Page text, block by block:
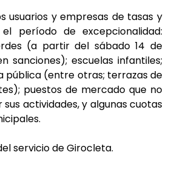
usuarios y empresas de tasas y
período de excepcionalidad:
(a partir del sábado 14 de
sanciones); escuelas infantiles;
pública (entre otras; terrazas de
puestos de mercado que no
actividades, y algunas cuotas
servicio de Girocleta.